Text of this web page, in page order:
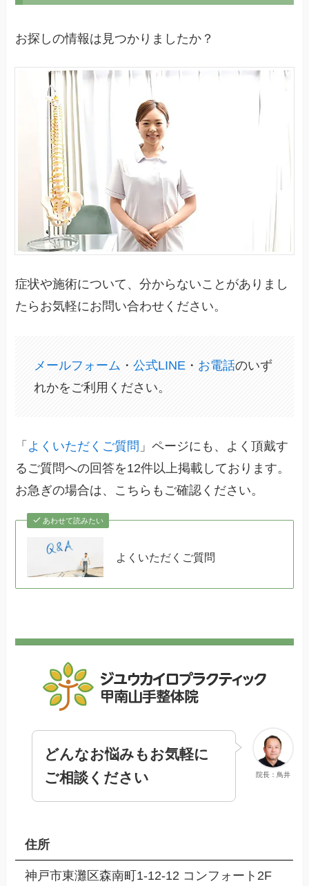
お探しの情報は見つかりましたか？
症状や施術について、分からないことがありまし
たらお気軽にお問い合わせください。
メールフォーム ・公式LINE ・ お電話のいず
れかをご利用ください。
「 よくいただくご質問 」ページにも、よく頂戴す
るご質問への回答を12件以上掲載しております。
お急ぎの場合は、こちらもご確認ください。
あわせて読みたい
よくいただくご質問
院長：鳥井
どんなお悩みもお気軽に
ご相談ください
住所
神戸市東灘区森南町1-12-12 コンフォート2F